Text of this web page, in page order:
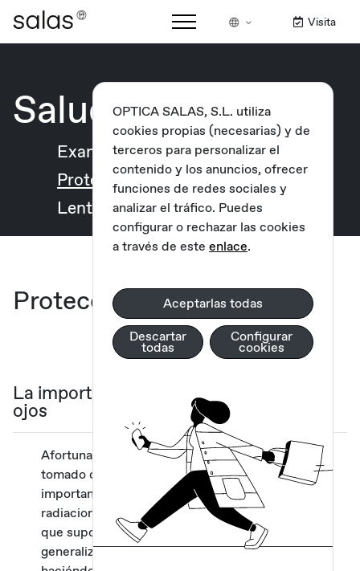
Visita
OPTICA SALAS, S.L. utiliza
cookies propias (necesarias) y de
terceros para personalizar el
contenido y los anuncios, ofrecer
funciones de redes sociales y
analizar el tráfico. Puedes
configurar o rechazar las cookies
a través de este enlace.
Aceptarlas todas
Descartar
todas
Configurar
cookies
Salud visual
Examen visual
Protección solar
Lentes de contacto
Visión infantil
Ametropías
Terapia visual
Protección solar
La importancia de proteger nuestros
ojos
Afortunadamente, en los últimos años se ha
tomado conciencia en general de la
importancia de proteger nuestros ojos de las
radiaciones solares, así como de la amenaza
que suponen para la salud ocular. Esto ha
generalizado el uso de las gafas de sol